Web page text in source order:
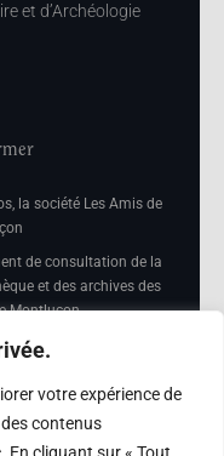
votre expérience de
contenus
et d’Archéologie
la société Les Amis de
de consultation de la
et des archives des
Montluçon
légales